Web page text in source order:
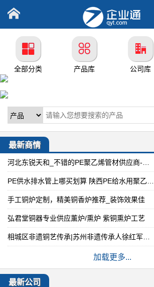
全部分类 产品库 公司库
最新商情
手工铜炉定制，精美铜香炉推荐_装饰效果佳
弘君堂铜器专业供应薰炉/熏炉 紫铜熏炉工艺
加载更多...
最新公司